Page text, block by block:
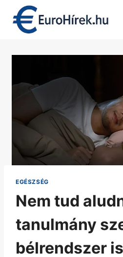
content
EGÉSZSÉG
Nem tud
tanulmány
bélrendszer